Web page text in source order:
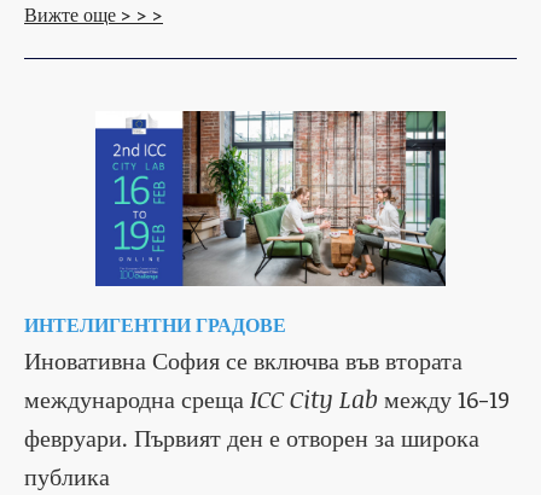
Вижте още > > >
ИНТЕЛИГЕНТНИ ГРАДОВЕ
Иновативна София се включва във втората
международна срещаICC City Lab между 16-19
февруари. Първият ден е отворен за широка
публика